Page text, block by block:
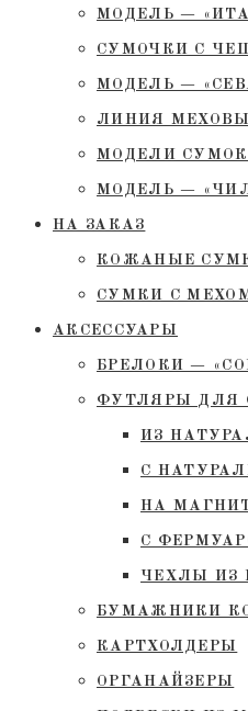
МОДЕЛЬ —
СУМОЧКИ С
МОДЕЛЬ —
ЛИНИЯ
МОДЕЛИ СУМОК
МОДЕЛЬ —
НА ЗАКАЗ
КОЖАНЫЕ
СУМКИ С
АКСЕССУАРЫ
БРЕЛОКИ —
ФУТЛЯРЫ ДЛЯ
ИЗ
С
НА
С
ЧЕХЛЫ ИЗ
БУМАЖНИКИ
КАРТХОЛДЕРЫ
ОРГАНАЙЗЕРЫ